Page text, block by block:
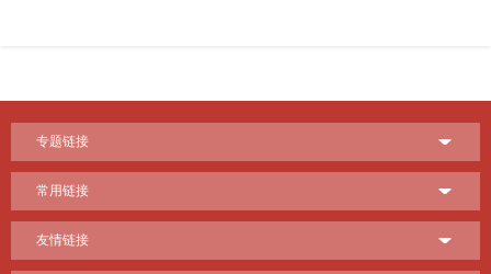
专题链接
常用链接
友情链接